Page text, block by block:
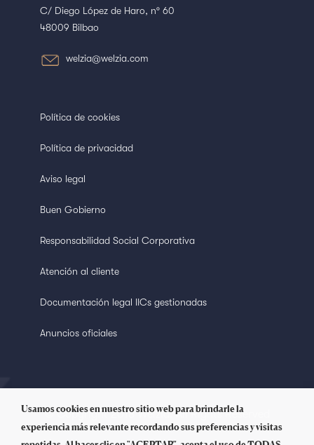
C/ Diego López de Haro, nº 60
48009 Bilbao
welzia@welzia.com
Política de cookies
Política de privacidad
Aviso legal
Buen Gobierno
Responsabilidad Social Corporativa
Atención al cliente
Documentación legal IICs gestionadas
Anuncios oficiales
© Copyright 2018 Welzia. All Rights Reserved
Usamos cookies en nuestro sitio web para brindarle la
experiencia más relevante recordando sus preferencias y visitas